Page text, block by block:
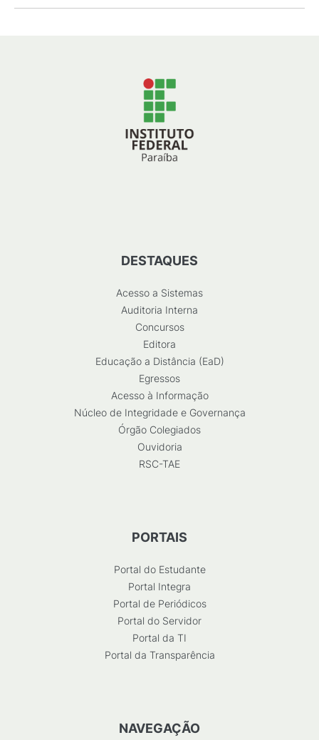
DESTAQUES
Acesso a Sistemas
Auditoria Interna
Concursos
Editora
Educação a Distância (EaD)
Egressos
Acesso à Informação
Núcleo de Integridade e Governança
Órgão Colegiados
Ouvidoria
RSC-TAE
PORTAIS
Portal do Estudante
Portal Integra
Portal de Periódicos
Portal do Servidor
Portal da TI
Portal da Transparência
NAVEGAÇÃO